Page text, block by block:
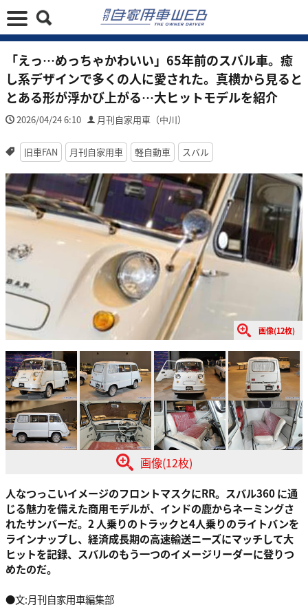
「えっ…めっちゃかわいい」65年前のスバル車。癒
し系デザインで多くの人に愛された。真横から見ると
とある形が浮かび上がる…大ヒットモデルを紹介
2026/04/24 6:10 月刊自家用車（中川）
旧車FAN 月刊自家用車 軽自動車 スバル
画像(12枚)
画像(12枚)
人なつっこいイメージのフロントマスクにRR。スバル360 に通
じる魅力を備えた商用モデルが、インドの鹿からネーミングさ
れたサンバーだ。2 人乗りのトラックと4人乗りのライトバンを
ラインナップし、経済成長期の高速輸送ニーズにマッチして大
ヒットを記録、スバルのもう一つのイメージリーダーに登りつ
めたのだ。
●文:月刊自家用車編集部